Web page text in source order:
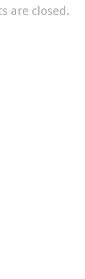
are closed.